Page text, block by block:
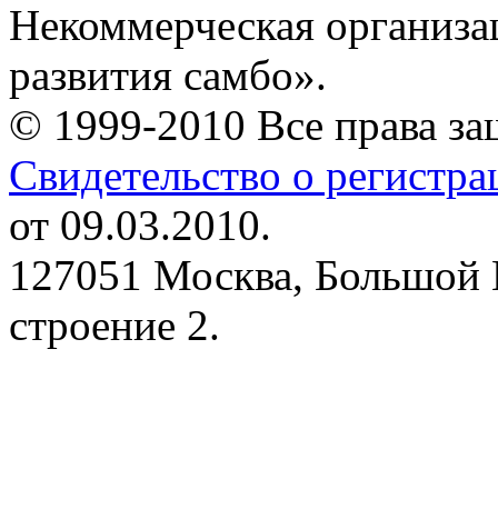
Некоммерческая
развития самбо».
© 1999-2010 Все права
Свидетельство о
от 09.03.2010.
127051 Москва, Большой
строение 2.